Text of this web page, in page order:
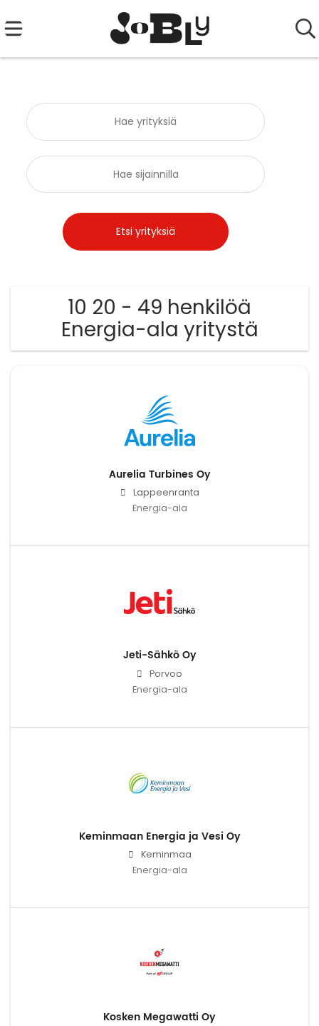
10 20 - 49 henkilöä
Energia-ala yritystä
Aurelia Turbines Oy
Lappeenranta
Energia-ala
Jeti-Sähkö Oy
Porvoo
Energia-ala
Keminmaan Energia ja Vesi Oy
Keminmaa
Energia-ala
Kosken Megawatti Oy